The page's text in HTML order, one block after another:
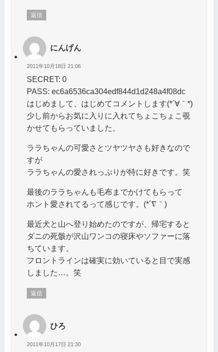
返信
にんげん
2011年10月18日 21:06
SECRET: 0
PASS: ec6a6536ca304edf844d1d248a4f08dc
はじめまして、はじめてコメントします(*´∀｀*)
少し前からお気に入りに入れてちょこちょこ覗
かせてもらっていました。
ララちゃんの可愛さとツヤツヤさも好きなので
すが
ララちゃんの愛されっぷりが特に好きです。笑
最後のララちゃんも毛布までかけてもらって
ホント愛されてるって感じです。(*´∇｀)
最近犬と山へ登り始めたのですが、帰宅すると
ダニの死骸が沢山ワンコの寝床やソファーに落
ちています。
フロントラインは確実に効いていると目で実感
しました…。笑
返信
ひろ
2011年10月17日 21:30